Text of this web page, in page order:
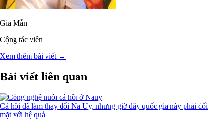
Gia Mẫn
Cộng tác viên
Xem thêm bài viết →
Bài viết liên quan
Cá hồi đã làm thay đổi Na Uy, nhưng giờ đây quốc gia này phải đối
mặt với hệ quả